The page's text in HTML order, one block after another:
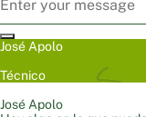
José Apolo
Técnico
José Apolo